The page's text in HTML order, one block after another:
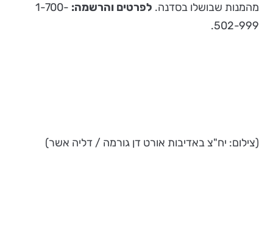
מהמנות שבושלו בסדנה. לפרטים והרשמה: 1-700-
502-999.
(צילום: יח"צ באדיבות אורט דן גורמה / דליה אשר)